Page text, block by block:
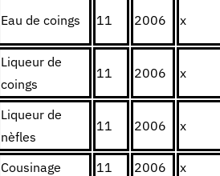
Eau de coings 11 2006 x
Liqueur de
coings
11 2006 x
Liqueur de
nèfles
11 2006 x
Cousinage 11 2006 x